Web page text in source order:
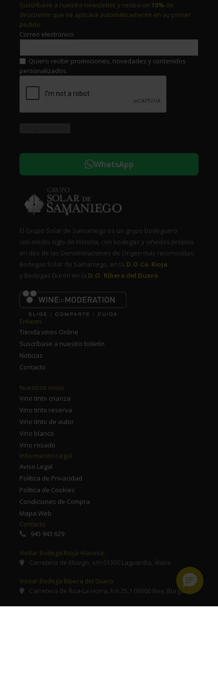
Suscríbase a nuestra newsletter y reciba un 15% de
descuento que se aplicará automáticamente en su primer
pedido.
Correo electrónico
Quiero recibir promociones, novedades y contenidos
personalizados.
WhatsApp
El Grupo Solar de Samaniego es un grupo bodeguero
con medio siglo de historia, con bodegas y viñedos propios
en dos de las Denominaciones de Origen más reconocidas:
Bodegas Solar de Samaniego, en la D.O.Ca. Rioja
y Bodegas Durón en la D.O. Ribera del Duero
Enlaces
Tienda vinos Online
Suscríbase a nuestro boletín
Noticias
Contacto
Nuestros vinos
Vino tinto crianza
Vino tinto reserva
Vino tinto de autor
Vino blanco
Vino rosado
Información Legal
Aviso Legal
Política de Privacidad
Política de Cookies
Condiciones de Compra
Mapa Web
Contacto
945 943 629
Visitar Bodega Rioja Alavesa:
Carretera de Elciego, s/n 01300 Laguardia, Álava
Visitar Bodega Ribera del Duero
Carretera de Roa-La Horra, km 25,1 09300 Roa, Burgos